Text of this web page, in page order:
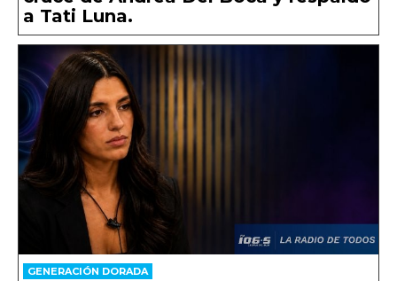
a Tati Luna.
GENERACIÓN DORADA